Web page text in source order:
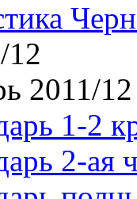
12
2011/12
1-2
2-ая